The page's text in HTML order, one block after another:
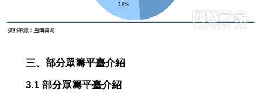
三、部分眾籌平臺介紹
3.1 部分眾籌平臺介紹